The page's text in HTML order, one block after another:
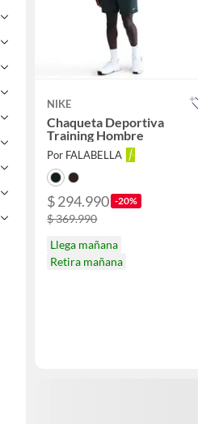
NIKE
Chaqueta Deportiva
Training Hombre
Por FALABELLA
$ 294.990 -20%
$ 369.990
Llega mañana
Retira mañana